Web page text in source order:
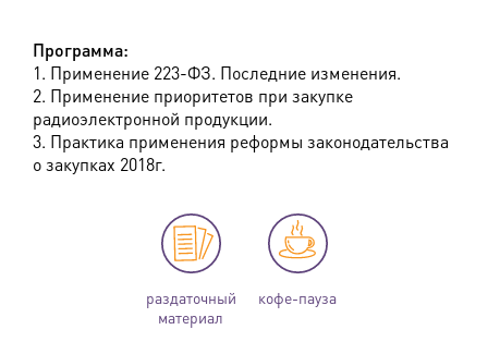
Программа:
1. Применение 223-ФЗ. Последние изменения.
2. Применение приоритетов при закупке
радиоэлектронной продукции.
3. Практика применения реформы законодательства
о закупках 2018г.
раздаточный
материал
кофе-пауза